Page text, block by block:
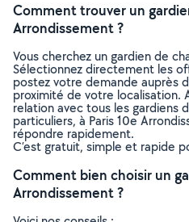
Comment trouver un
Arrondissement ?
Vous cherchez un gardien de
Sélectionnez directement les
postez votre demande auprès
proximité de votre localisation.
relation avec tous les gardiens
particuliers, à Paris 10e
répondre rapidement.
C’est gratuit, simple et rapide
Comment bien choisir un
Arrondissement ?